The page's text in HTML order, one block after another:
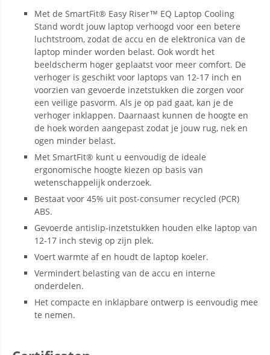
Met de SmartFit® Easy Riser™ EQ Laptop Cooling
Stand wordt jouw laptop verhoogd voor een betere
luchtstroom, zodat de accu en de elektronica van de
laptop minder worden belast. Ook wordt het
beeldscherm hoger geplaatst voor meer comfort. De
verhoger is geschikt voor laptops van 12-17 inch en
voorzien van gevoerde inzetstukken die zorgen voor
een veilige pasvorm. Als je op pad gaat, kan je de
verhoger inklappen. Daarnaast kunnen de hoogte en
de hoek worden aangepast zodat je jouw rug, nek en
ogen minder belast.
Met SmartFit® kunt u eenvoudig de ideale
ergonomische hoogte kiezen op basis van
wetenschappelijk onderzoek.
Bestaat voor 45% uit post-consumer recycled (PCR)
ABS.
Gevoerde antislip-inzetstukken houden elke laptop van
12-17 inch stevig op zijn plek.
Voert warmte af en houdt de laptop koeler.
Vermindert belasting van de accu en interne
onderdelen.
Het compacte en inklapbare ontwerp is eenvoudig mee
te nemen.